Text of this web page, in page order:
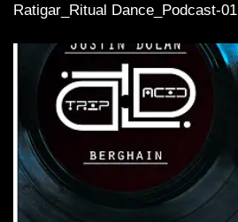
Ratigar_Ritual Dance_Podcast-01